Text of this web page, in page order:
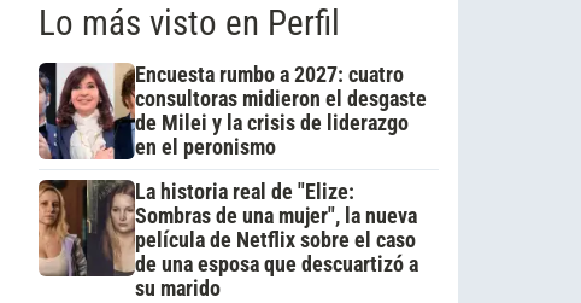
Lo más visto en Perfil
Encuesta rumbo a 2027: cuatro
consultoras midieron el desgaste
de Milei y la crisis de liderazgo
en el peronismo
La historia real de "Elize:
Sombras de una mujer", la nueva
película de Netflix sobre el caso
de una esposa que descuartizó a
su marido